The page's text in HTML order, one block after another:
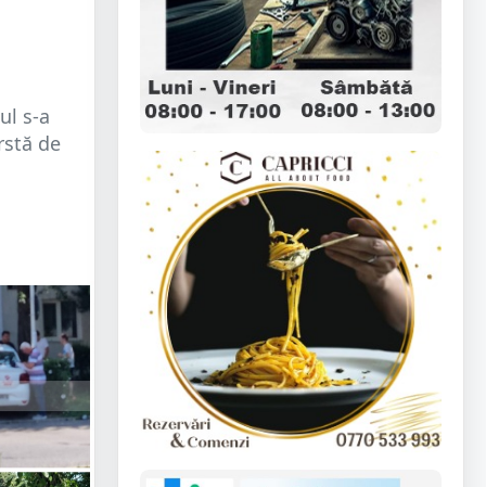
s-a
de